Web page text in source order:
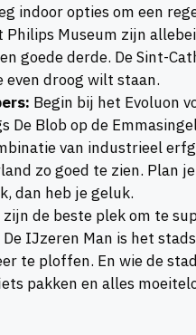
indoor opties om een
Museum zijn
goede derde. De Sint-
droog wilt staan.
Begin bij het Evoluon
Blob op de
van industrieel
zo goed te zien. Plan
dan heb je geluk.
zijn de beste plek om te
IJzeren Man is het
te ploffen. En wie de
pakken en alles